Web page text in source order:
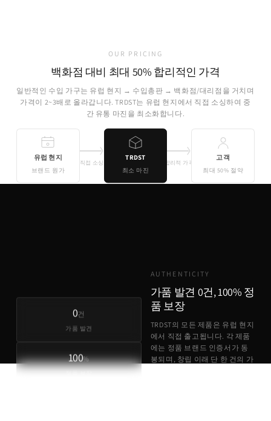
OUR PRICING
백화점 대비 최대 50% 합리적인 가격
일반적인 수입 가구는 유럽 현지 → 수입총판 → 백화점/대리점을 거치며
가격이 2~3배로 올라갑니다. TRDST는 유럽 현지에서 직접 소싱하여 중
간 유통 마진을 최소화합니다.
유럽 현지
브랜드 원가
직접 소싱
TRDST
최소 마진
합리적 가격
고객
최대 50% 절약
AUTHENTICITY
가품 발견 0건, 100% 정
품 보장
TRDST의 모든 제품은 유럽 현지
에서 직접 출고됩니다. 각 제품
에는 정품 브랜드 인증서가 동
봉되며, 창립 이래 단 한 건의 가
0건
가품 발견
100%